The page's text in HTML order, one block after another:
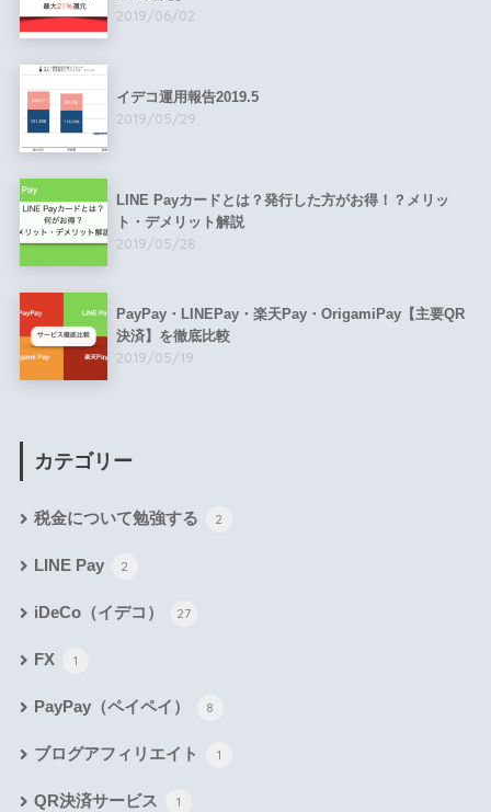
2019/06/02
イデコ運用報告2019.5
2019/05/29
LINE Payカードとは？発行した方がお得！？メリッ
ト・デメリット解説
2019/05/28
PayPay・LINEPay・楽天Pay・OrigamiPay【主要QR
決済】を徹底比較
2019/05/19
カテゴリー
税金について勉強する 2
LINE Pay 2
iDeCo（イデコ） 27
FX 1
PayPay（ペイペイ） 8
ブログアフィリエイト 1
QR決済サービス 1